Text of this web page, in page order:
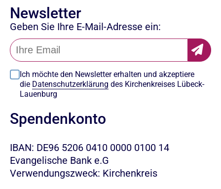
Newsletter
Geben Sie Ihre E-Mail-Adresse ein:
Ich möchte den Newsletter erhalten und akzeptiere
die Datenschutzerklärung des Kirchenkreises Lübeck-
Lauenburg
Spendenkonto
IBAN: DE96 5206 0410 0000 0100 14
Evangelische Bank e.G
Verwendungszweck: Kirchenkreis